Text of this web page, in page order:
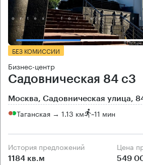
БЕЗ КОМИССИИ
Бизнес-центр
Садовническая 84 с3
Москва, Садовническая улица,
Таганская → 1.13 км ~11 мин
История предложений
1184 кв.м
Цена
549